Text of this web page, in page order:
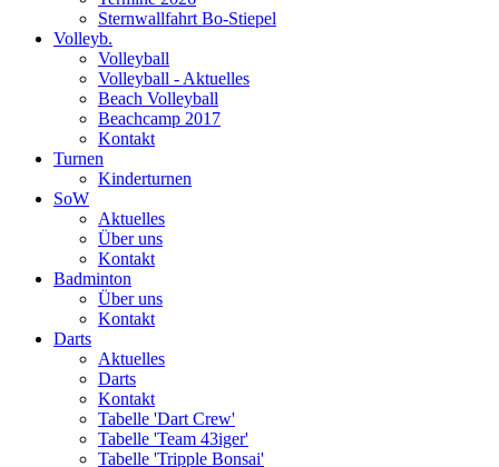
Sternwallfahrt Bo-Stiepel
Volleyb.
Volleyball
Volleyball - Aktuelles
Beach Volleyball
Beachcamp 2017
Kontakt
Turnen
Kinderturnen
SoW
Aktuelles
Über uns
Kontakt
Badminton
Über uns
Kontakt
Darts
Aktuelles
Darts
Kontakt
Tabelle 'Dart Crew'
Tabelle 'Team 43iger'
Tabelle 'Tripple Bonsai'